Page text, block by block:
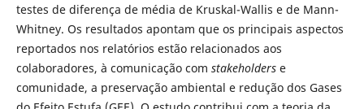
testes de diferença de média de Kruskal-Wallis e de Mann-
Whitney. Os resultados apontam que os principais aspectos
reportados nos relatórios estão relacionados aos
colaboradores, à comunicação com stakeholders e
comunidade, a preservação ambiental e redução dos Gases